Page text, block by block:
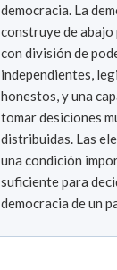
democracia. La democracia se
construye de abajo
con división de
independientes,
honestos, y una
tomar desiciones
distribuidas. Las elecciones son
una condición
suficiente para
democracia de un